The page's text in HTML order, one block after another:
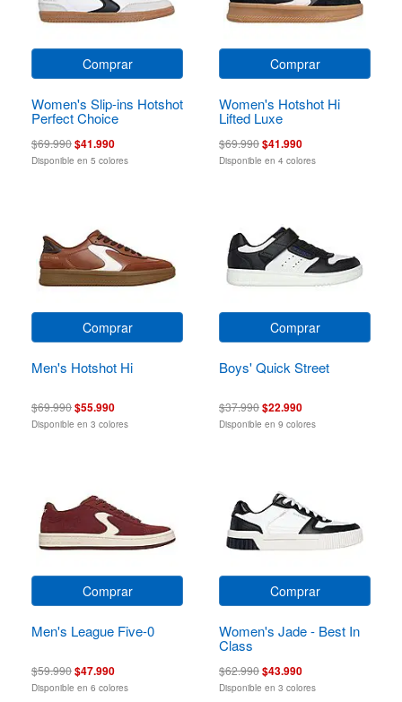
Comprar
Women's Slip-ins Hotshot
Perfect Choice
$69.990$41.990
Disponible en 5 colores
Comprar
Women's Hotshot Hi
Lifted Luxe
$69.990$41.990
Disponible en 4 colores
Comprar
Men's Hotshot Hi
$69.990$55.990
Disponible en 3 colores
Comprar
Boys' Quick Street
$37.990$22.990
Disponible en 9 colores
Comprar
Men's League Five-0
$59.990$47.990
Disponible en 6 colores
Comprar
Women's Jade - Best In
Class
$62.990$43.990
Disponible en 3 colores